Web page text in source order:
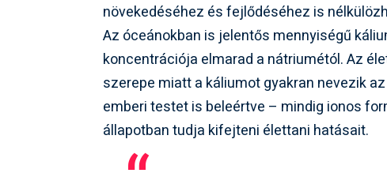
növekedéséhez és fejlődéséhez is
Az óceánokban is jelentős mennyiségű
koncentrációja elmarad a nátriumétól. Az
szerepe miatt a káliumot gyakran nevezik
emberi testet is beleértve – mindig ionos
állapotban tudja kifejteni élettani hatásait.